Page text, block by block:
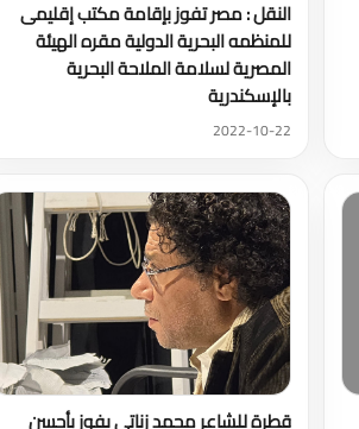
النقل : مصر تفوز بإقامة مكتب إقليمى
للمنظمه البحرية الدولية مقره الهيئة
المصرية لسلامة الملاحة البحرية
بالإسكندرية
2022-10-22
قطرة للشاعر محمد زناتي يفوز بأحسن